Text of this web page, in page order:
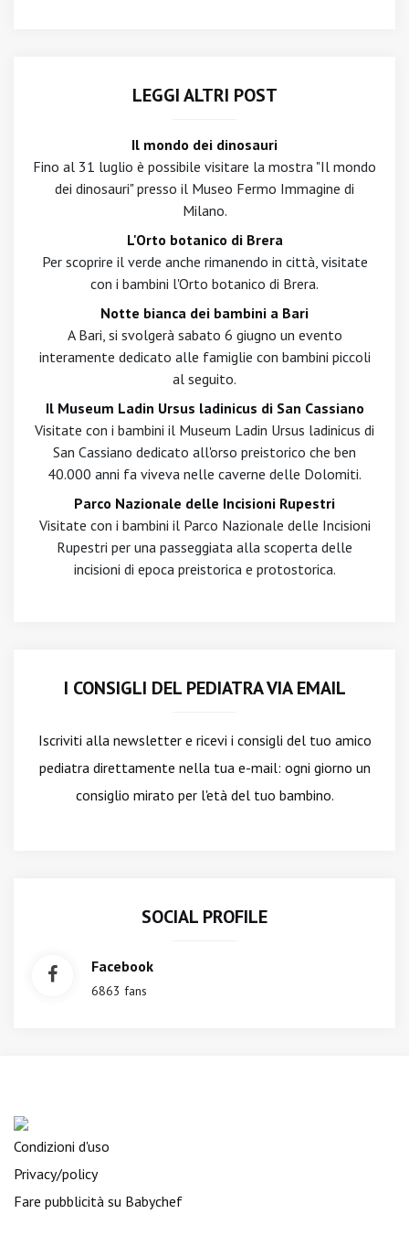
LEGGI ALTRI POST
Il mondo dei dinosauri
Fino al 31 luglio è possibile visitare la mostra "Il mondo
dei dinosauri" presso il Museo Fermo Immagine di
Milano.
L'Orto botanico di Brera
Per scoprire il verde anche rimanendo in città, visitate
con i bambini l'Orto botanico di Brera.
Notte bianca dei bambini a Bari
A Bari, si svolgerà sabato 6 giugno un evento
interamente dedicato alle famiglie con bambini piccoli
al seguito.
Il Museum Ladin Ursus ladinicus di San Cassiano
Visitate con i bambini il Museum Ladin Ursus ladinicus di
San Cassiano dedicato all'orso preistorico che ben
40.000 anni fa viveva nelle caverne delle Dolomiti.
Parco Nazionale delle Incisioni Rupestri
Visitate con i bambini il Parco Nazionale delle Incisioni
Rupestri per una passeggiata alla scoperta delle
incisioni di epoca preistorica e protostorica.
I CONSIGLI DEL PEDIATRA VIA EMAIL
Iscriviti alla newslettere ricevi i consigli del tuo amico
pediatra direttamente nella tua e-mail: ogni giorno un
consiglio mirato per l'età del tuo bambino.
SOCIAL PROFILE
Facebook
6863 fans
Condizioni d'uso
Privacy/policy
Fare pubblicità su Babychef